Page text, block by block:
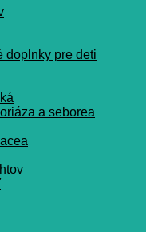
doplnky pre deti
a seborea